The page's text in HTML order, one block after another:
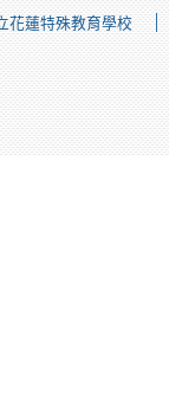
花蓮特殊教育學校